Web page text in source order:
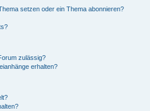
setzen oder ein Thema abonnieren?
zulässig?
erhalten?